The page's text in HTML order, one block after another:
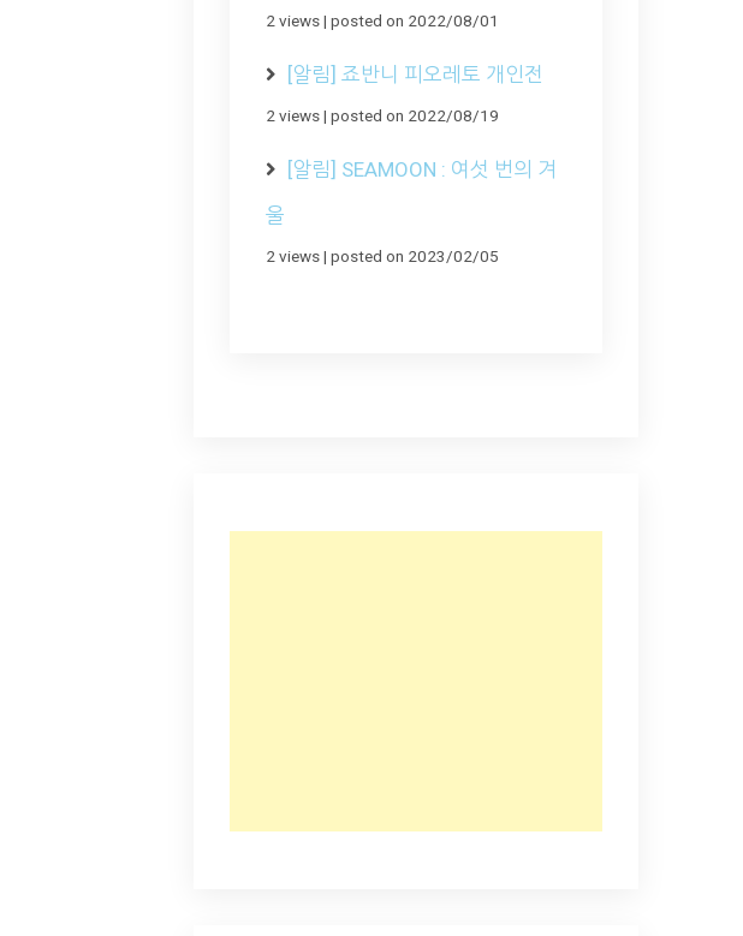
2 views| posted on 2022/08/01
[알림] 죠반니 피오레토 개인전
2 views| posted on 2022/08/19
[알림] SEAMOON : 여섯 번의 겨
울
2 views| posted on 2023/02/05